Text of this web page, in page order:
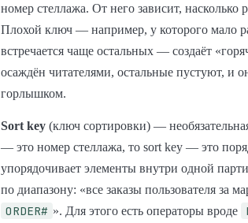
номер стеллажа. От него зависит, насколько
Плохой ключ — например, у которого мало
встречается чаще остальных — создаёт
осаждён читателями, остальные пустуют, и
горлышком.
Sort key (ключ сортировки) —
— это номер стеллажа, то sort key — это
упорядочивает элементы внутри одной
по диапазону: «все заказы пользователя за
ORDER# ». Для этого есть операторы вроде